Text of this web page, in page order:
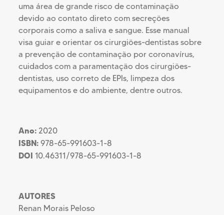
uma área de grande risco de contaminação
devido ao contato direto com secreções
corporais como a saliva e sangue. Esse manual
visa guiar e orientar os cirurgiões-dentistas sobre
a prevenção de contaminação por coronavírus,
cuidados com a paramentação dos cirurgiões-
dentistas, uso correto de EPIs, limpeza dos
equipamentos e do ambiente, dentre outros.
Ano: 2020
ISBN: 978-65-991603-1-8
DOI 10.46311/978-65-991603-1-8
AUTORES
Renan Morais Peloso